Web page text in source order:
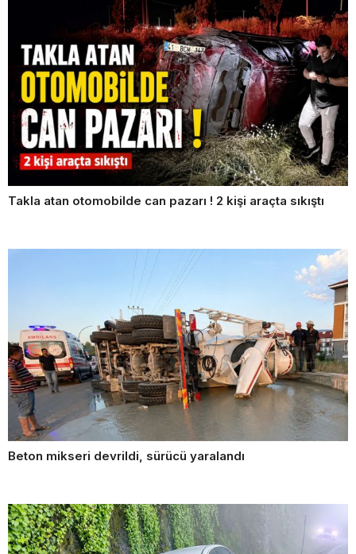
Takla atan otomobilde can pazarı ! 2 kişi araçta sıkıştı
Beton mikseri devrildi, sürücü yaralandı